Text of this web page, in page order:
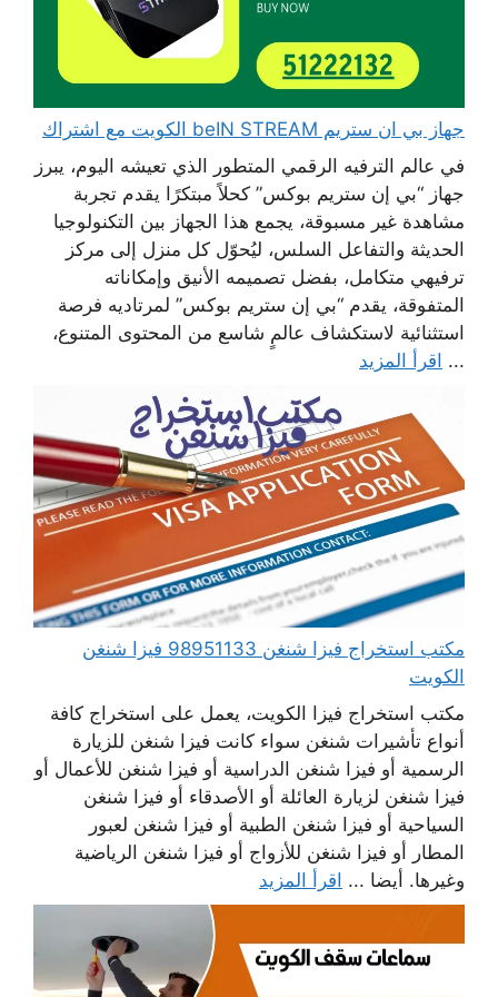
جهاز بي ان ستريم beIN STREAM الكويت مع اشتراك
في عالم الترفيه الرقمي المتطور الذي تعيشه اليوم، يبرز
جهاز “بي إن ستريم بوكس” كحلاً مبتكرًا يقدم تجربة
مشاهدة غير مسبوقة، يجمع هذا الجهاز بين التكنولوجيا
الحديثة والتفاعل السلس، ليُحوّل كل منزل إلى مركز
ترفيهي متكامل، بفضل تصميمه الأنيق وإمكاناته
المتفوقة، يقدم “بي إن ستريم بوكس” لمرتاديه فرصة
استثنائية لاستكشاف عالمٍ شاسع من المحتوى المتنوع،
... اقرأ المزيد
مكتب استخراج فيزا شنغن 98951133 فيزا شنغن
الكويت
مكتب استخراج فيزا الكويت، يعمل على استخراج كافة
أنواع تأشيرات شنغن سواء كانت فيزا شنغن للزيارة
الرسمية أو فيزا شنغن الدراسية أو فيزا شنغن للأعمال أو
فيزا شنغن لزيارة العائلة أو الأصدقاء أو فيزا شنغن
السياحية أو فيزا شنغن الطبية أو فيزا شنغن لعبور
المطار أو فيزا شنغن للأزواج أو فيزا شنغن الرياضية
وغيرها. أيضا ... اقرأ المزيد